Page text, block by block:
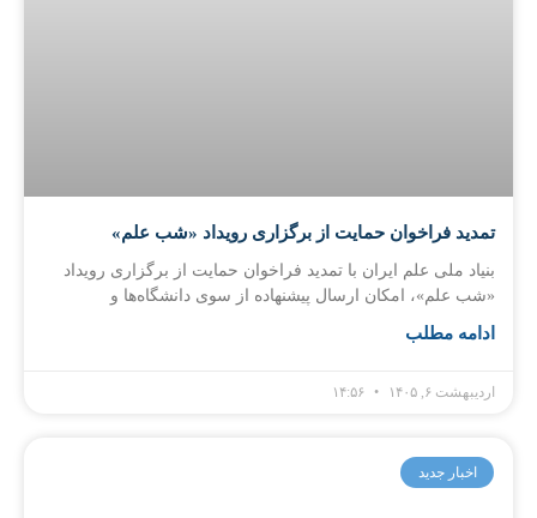
تمدید فراخوان حمایت از برگزاری رویداد «شب علم»
بنیاد ملی علم ایران با تمدید فراخوان حمایت از برگزاری رویداد
«شب علم»، امکان ارسال پیشنهاده از سوی دانشگاه‌ها و
ادامه مطلب
اردیبهشت ۶, ۱۴۰۵
اخبار جدید